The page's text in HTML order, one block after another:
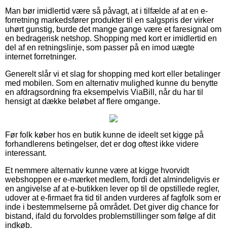
Man bør imidlertid være så påvagt, at i tilfælde af at en e-
forretning markedsfører produkter til en salgspris der virker
uhørt gunstig, burde det mange gange være et faresignal om
en bedragerisk netshop. Shopping med kort er imidlertid en
del af en retningslinje, som passer på en imod uægte
internet forretninger.
Generelt slår vi et slag for shopping med kort eller betalinger
med mobilen. Som en alternativ mulighed kunne du benytte
en afdragsordning fra eksempelvis ViaBill, når du har til
hensigt at dække beløbet af flere omgange.
Før folk køber hos en butik kunne de ideelt set kigge på
forhandlerens betingelser, det er dog oftest ikke videre
interessant.
Et nemmere alternativ kunne være at kigge hvorvidt
webshoppen er e-mærket medlem, fordi det almindeligvis er
en angivelse af at e-butikken lever op til de opstillede regler,
udover at e-firmaet fra tid til anden vurderes af fagfolk som er
inde i bestemmelserne på området. Det giver dig chance for
bistand, ifald du forvoldes problemstillinger som følge af dit
indkøb.